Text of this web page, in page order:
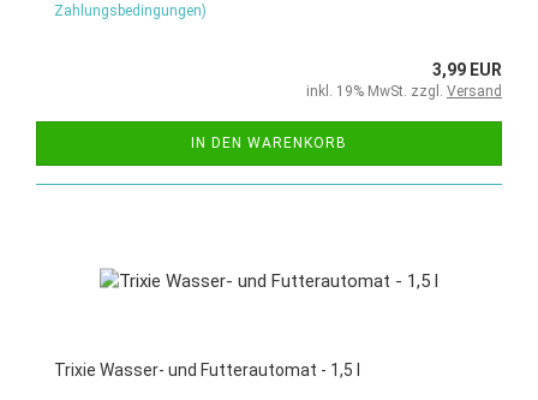
Zahlungsbedingungen)
3,99 EUR
inkl. 19% MwSt. zzgl. Versand
IN DEN WARENKORB
Trixie Wasser- und Futterautomat - 1,5 l